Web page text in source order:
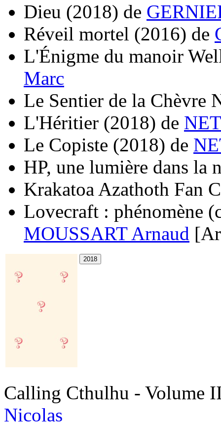
Dieu (2018) de
Réveil mortel (2016) de
L'Énigme du manoir
Marc
Le Sentier de la Chèvre
L'Héritier (2018) de
Le Copiste (2018) de
HP, une lumière dans la
Krakatoa Azathoth Fan
Lovecraft : phénomène
MOUSSART Arnaud
Calling Cthulhu - Volume
Nicolas